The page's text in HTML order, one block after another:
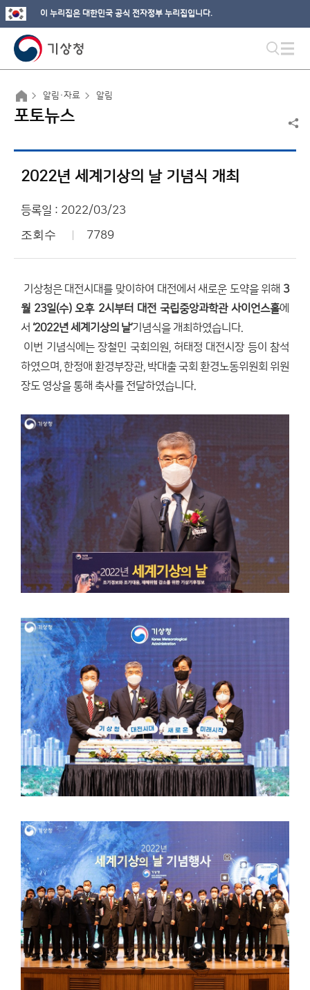
이 누리집은 대한민국 공식 전자정부 누리집입니다.
알림·자료 알림
포토뉴스
2022년 세계기상의 날 기념식 개최
등록일 : 2022/03/23
조회수 7789
기상청은 대전시대를 맞이하여 대전에서 새로운 도약을 위해 3
월 23일(수) 오후 2시부터 대전 국립중앙과학관 사이언스홀에
서 ‘2022년 세계기상의 날’기념식을 개최하였습니다.
이번 기념식에는 장철민 국회의원, 허태정 대전시장 등이 참석
하였으며, 한정애 환경부장관, 박대출 국회 환경노동위원회 위원
장도 영상을 통해 축사를 전달하였습니다.